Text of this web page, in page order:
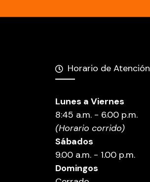
Horario de Atención
Lunes a Viernes
8:45 a.m. - 6.00 p.m.
(Horario corrido)
Sábados
9.00 a.m. - 1.00 p.m.
Domingos